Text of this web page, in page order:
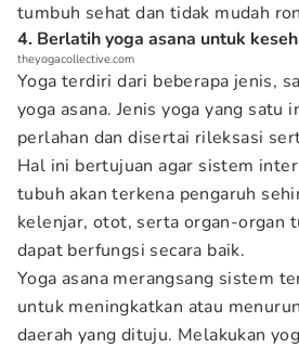
tumbuh sehat dan tidak mudah
4. Berlatih yoga asana untuk
theyogacollective.com
Yoga terdiri dari beberapa jenis,
yoga asana. Jenis yoga yang satu
perlahan dan disertai rileksasi
Hal ini bertujuan agar sistem
tubuh akan terkena pengaruh
kelenjar, otot, serta organ-organ
dapat berfungsi secara baik.
Yoga asana merangsang sistem
untuk meningkatkan atau
daerah yang dituju. Melakukan